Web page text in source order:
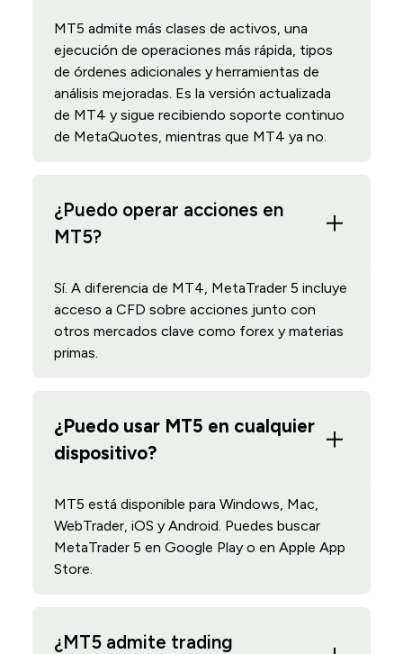
MT5 admite más clases de activos, una
ejecución de operaciones más rápida, tipos
de órdenes adicionales y herramientas de
análisis mejoradas. Es la versión actualizada
de MT4 y sigue recibiendo soporte continuo
de MetaQuotes, mientras que MT4 ya no.
¿Puedo operar acciones en
MT5?
Sí. A diferencia de MT4, MetaTrader 5 incluye
acceso a CFD sobre acciones junto con
otros mercados clave como forex y materias
primas.
¿Puedo usar MT5 en cualquier
dispositivo?
MT5 está disponible para Windows, Mac,
WebTrader, iOS y Android. Puedes buscar
MetaTrader 5 en Google Play o en Apple App
Store.
¿MT5 admite trading